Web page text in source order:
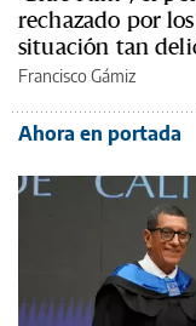
rechazado por
situación tan
Francisco Gámiz
Ahora en portada